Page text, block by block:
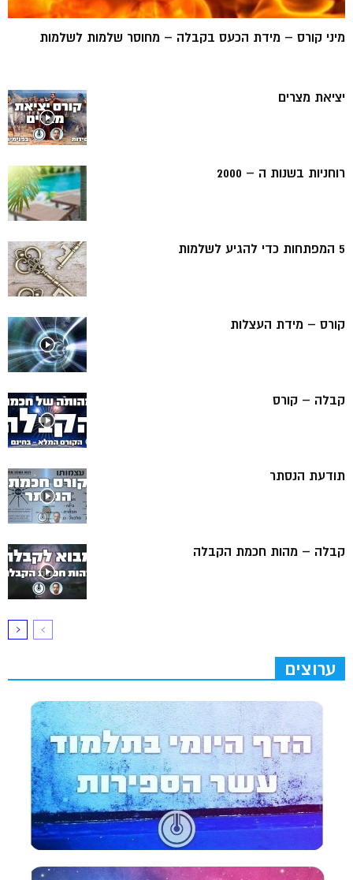
מיני קורס – מידת הכעס בקבלה – מחוסר שלמות לשלמות
יציאת מצרים
רוחניות בשנות ה – 2000
5 המפתחות כדי להגיע לשלמות
קורס – מידת העצלות
קבלה – קורס
תודעת הנסתר
קבלה – מהות חכמת הקבלה
ערוצים